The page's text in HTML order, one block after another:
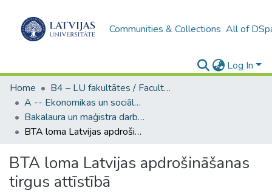
Communities & Collections All of
Log In
Home
B4 – LU fakultātes / Faculties of the UL
A -- Ekonomikas un sociālo zinātņu fakultāte / Faculty of Economics and Social Sciences
Bakalaura un maģistra darbi (ESZF) / Bachelor's and Master's theses
BTA loma Latvijas apdrošināšanas tirgus attīstībā
BTA loma Latvijas apdrošināšanas
tirgus attīstībā